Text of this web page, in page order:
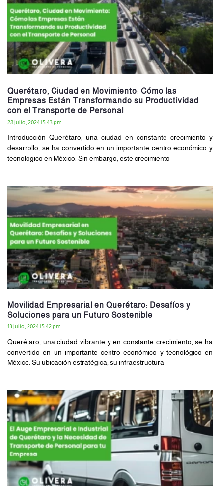
Querétaro, Ciudad en Movimiento: Cómo las
Empresas Están Transformando su Productividad
con el Transporte de Personal
28 julio, 2024 5:43 pm
Introducción Querétaro, una ciudad en constante crecimiento y
desarrollo, se ha convertido en un importante centro económico y
tecnológico en México. Sin embargo, este crecimiento
Movilidad Empresarial en Querétaro: Desafíos y
Soluciones para un Futuro Sostenible
13 julio, 2024 5:42 pm
Querétaro, una ciudad vibrante y en constante crecimiento, se ha
convertido en un importante centro económico y tecnológico en
México. Su ubicación estratégica, su infraestructura